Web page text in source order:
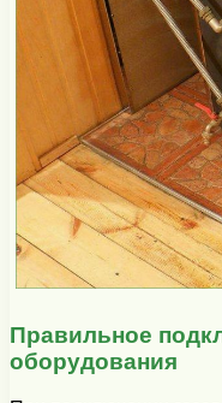
Правильное
оборудования